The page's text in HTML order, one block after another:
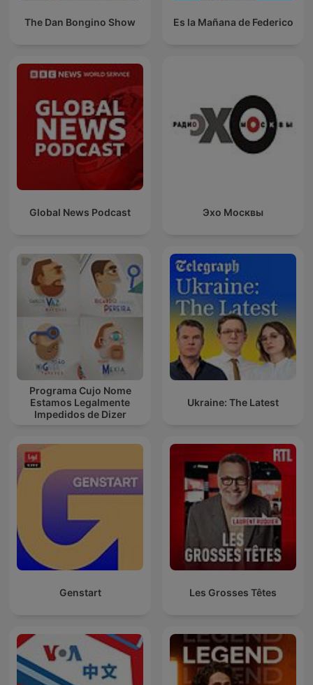
The Dan Bongino Show Es la Mañana de Federico
Global News Podcast Эхо Москвы
Programa Cujo Nome
Estamos Legalmente
Impedidos de Dizer
Ukraine: The Latest
Genstart Les Grosses Têtes